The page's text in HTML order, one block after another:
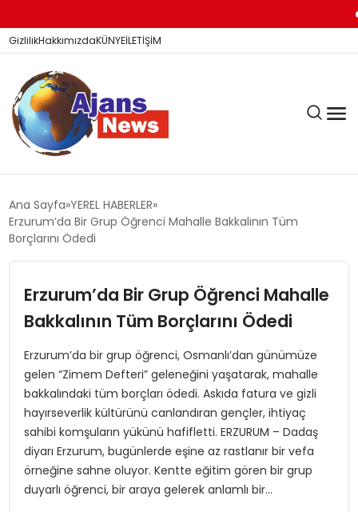
GizlilikHakkımızdaKÜNYEİLETİŞİM
KÖŞE YAZILARI
SİYASET
DÜNYA
YEREL HABERLER
EKONOMİ
EĞİTİM
Ana Sayfa YEREL HABERLER
Erzurum’da Bir Grup Öğrenci Mahalle Bakkalının Tüm
Borçlarını Ödedi
Erzurum’da Bir Grup Öğrenci Mahalle
Bakkalının Tüm Borçlarını Ödedi
Erzurum’da bir grup öğrenci, Osmanlı’dan günümüze
gelen “Zimem Defteri” geleneğini yaşatarak, mahalle
bakkalındaki tüm borçları ödedi. Askıda fatura ve gizli
hayırseverlik kültürünü canlandıran gençler, ihtiyaç
sahibi komşuların yükünü hafifletti. ​ERZURUM – Dadaş
diyarı Erzurum, bugünlerde eşine az rastlanır bir vefa
örneğine sahne oluyor. Kentte eğitim gören bir grup
duyarlı öğrenci, bir araya gelerek anlamlı bir…